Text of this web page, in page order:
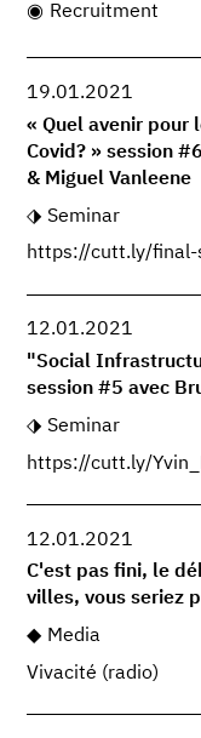
Recruitment
19.01.2021
« Quel avenir pour
Covid? » session
& Miguel Vanleene
Seminar
https://cutt.ly/final-
12.01.2021
"Social
session #5 avec
Seminar
https://cutt.ly/
12.01.2021
C'est pas fini, le
villes, vous seriez
Media
Vivacité (radio)